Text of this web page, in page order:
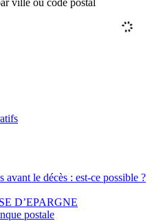
avant le décès : est-ce possible ?
D’EPARGNE
postale